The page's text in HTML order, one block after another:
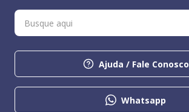
Ajuda / Fale Conosco
Whatsapp